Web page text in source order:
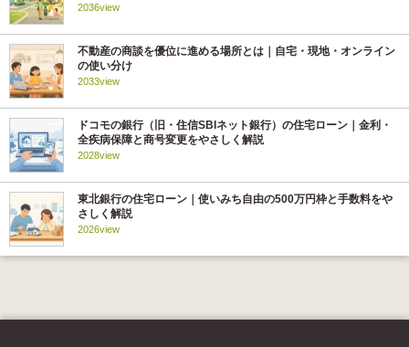
2036view
不動産の商談を優位に進める場所とは｜自宅・現地・オンライン
の使い分け
2033view
ドコモの銀行（旧・住信SBIネット銀行）の住宅ローン｜金利・
全疾病保障と商号変更をやさしく解説
2028view
東北銀行の住宅ローン｜使いみち自由の500万円枠と手数料をや
さしく解説
2026view